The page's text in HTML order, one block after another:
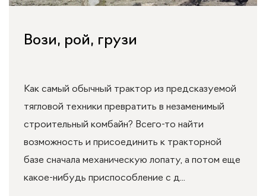
Вози, рой, грузи
Как самый обычный трактор из предсказуемой
тягловой техники превратить в незаменимый
строительный комбайн? Всего-то найти
возможность и присоединить к тракторной
базе сначала механическую лопату, а потом еще
какое-нибудь приспособление с д...